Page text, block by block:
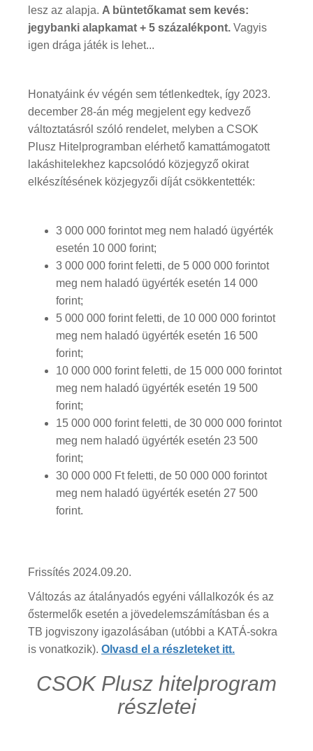
lesz az alapja. A büntetőkamat sem kevés:
jegybanki alapkamat + 5 százalékpont. Vagyis
igen drága játék is lehet...
Honatyáink év végén sem tétlenkedtek, így 2023.
december 28-án még megjelent egy kedvező
változtatásról szóló rendelet, melyben a CSOK
Plusz Hitelprogramban elérhető kamattámogatott
lakáshitelekhez kapcsolódó közjegyző okirat
elkészítésének közjegyzői díját csökkentették:
3 000 000 forintot meg nem haladó ügyérték
esetén 10 000 forint;
3 000 000 forint feletti, de 5 000 000 forintot
meg nem haladó ügyérték esetén 14 000
forint;
5 000 000 forint feletti, de 10 000 000 forintot
meg nem haladó ügyérték esetén 16 500
forint;
10 000 000 forint feletti, de 15 000 000 forintot
meg nem haladó ügyérték esetén 19 500
forint;
15 000 000 forint feletti, de 30 000 000 forintot
meg nem haladó ügyérték esetén 23 500
forint;
30 000 000 Ft feletti, de 50 000 000 forintot
meg nem haladó ügyérték esetén 27 500
forint.
Frissítés 2024.09.20.
Változás az átalányadós egyéni vállalkozók és az
őstermelők esetén a jövedelemszámításban és a
TB jogviszony igazolásában (utóbbi a KATÁ-sokra
is vonatkozik). Olvasd el a részleteket itt.
CSOK Plusz hitelprogram
részletei